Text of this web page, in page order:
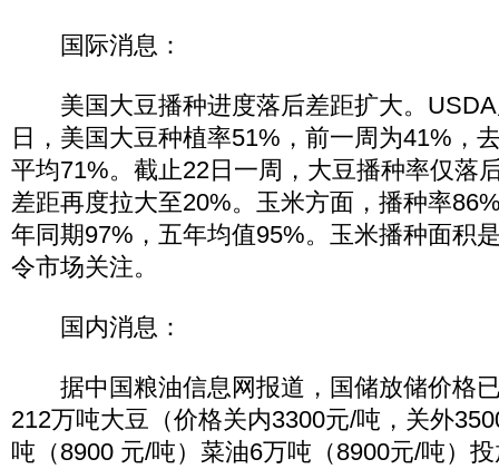
国际消息：
美国大豆播种进度落后差距扩大。USDA
日，美国大豆种植率51%，前一周为41%，
平均71%。截止22日一周，大豆播种率仅落
差距再度拉大至20%。玉米方面，播种率
年同期97%，五年均值95%。玉米播种面积
令市场关注。
国内消息：
据中国粮油信息网报道，国储放储价格
212万吨大豆（价格关内3300元/吨，关外
吨（8900 元/吨）菜油6万吨（8900元/吨）